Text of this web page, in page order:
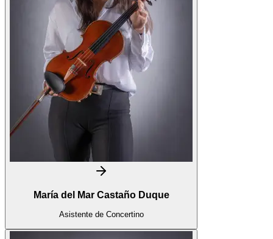
María del Mar Castaño Duque
Asistente de Concertino